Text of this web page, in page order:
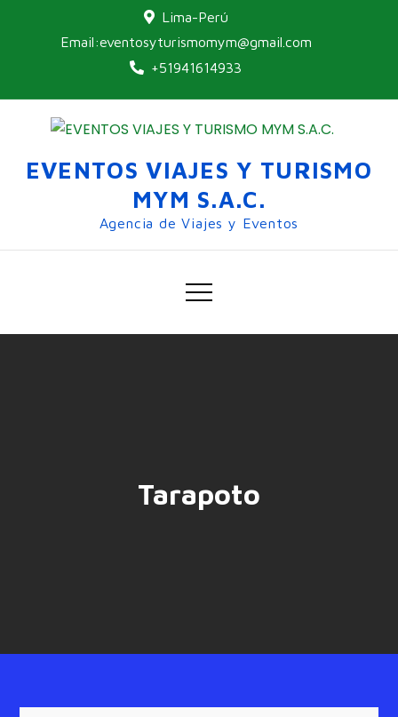
Lima-Perú
Email:eventosyturismomym@gmail.com
+51941614933
EVENTOS VIAJES Y TURISMO
MYM S.A.C.
Agencia de Viajes y Eventos
Tarapoto